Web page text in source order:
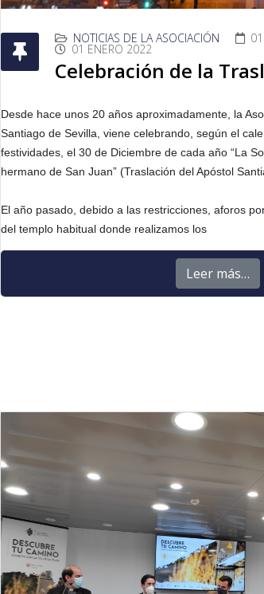
NOTICIAS DE LA ASOCIACIÓN
01 ENERO 2022
Celebración de la
Desde hace unos 20 años aproximadamente, la
Santiago de Sevilla, viene celebrando, según el
festividades, el 30 de Diciembre de cada año “La
hermano de San Juan” (Traslación del Apóstol
El año pasado, debido a las restricciones, aforos
del templo habitual donde realizamos los
Leer más…